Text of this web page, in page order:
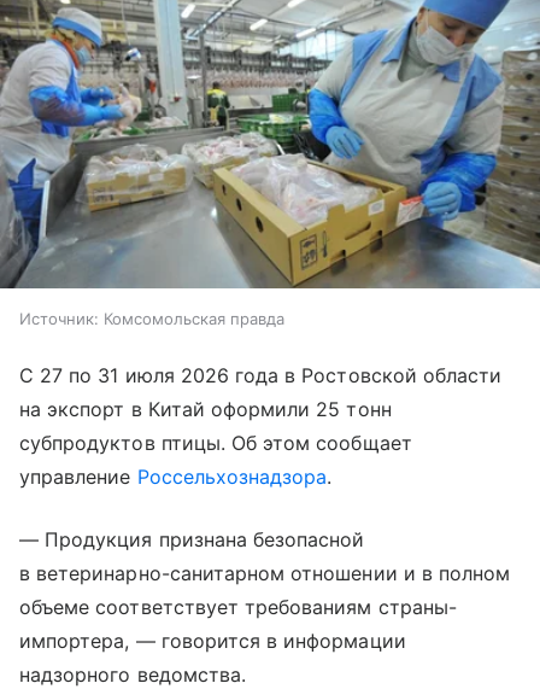
Источник: Комсомольская правда
С 27 по 31 июля 2026 года в Ростовской области
на экспорт в Китай оформили 25 тонн
субпродуктов птицы. Об этом сообщает
управление Россельхознадзора.
— Продукция признана безопасной
в ветеринарно-санитарном отношении и в полном
объеме соответствует требованиям страны-
импортера, — говорится в информации
надзорного ведомства.